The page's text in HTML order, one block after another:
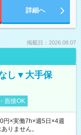
詳細へ
掲載日：2026.08.07
し▼大手保
面接OK
×実働7h×週5日×4週
りません。